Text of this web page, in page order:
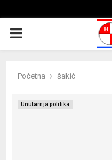
PRIMARY
Početna šakić
Unutarnja politika